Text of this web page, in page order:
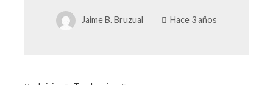
Jaime B. Bruzual Hace 3 años